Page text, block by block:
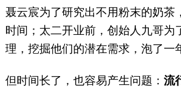
聂云宸为了研究出不用粉末的奶茶
时间；太二开业前，创始人九哥为
理，挖掘他们的潜在需求，泡了
但时间长了，也容易产生问题： 流